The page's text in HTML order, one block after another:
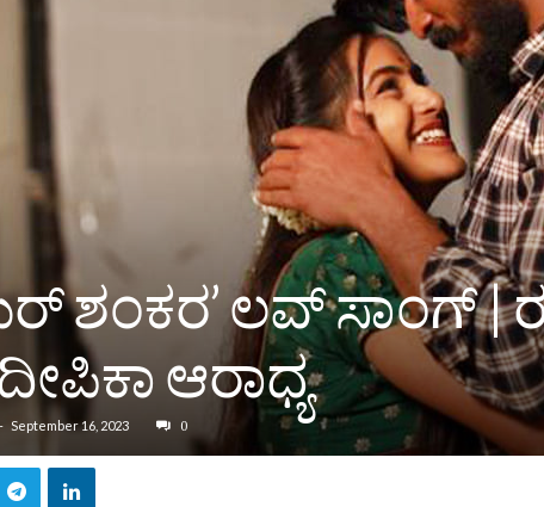
ಶಂಕರ’ ಲವ್‌ ಸಾಂಗ್‌ |
ಆರಾಧ್ಯ
September 16, 2023 0